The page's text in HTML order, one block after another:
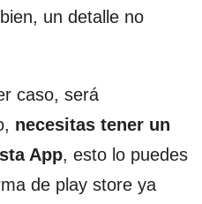
un detalle no
caso, será
necesitas tener un
App, esto lo puedes
de play store ya